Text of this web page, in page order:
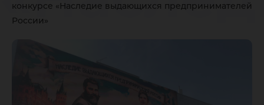
конкурсе «Наследие выдающихся предпринимателей
России»